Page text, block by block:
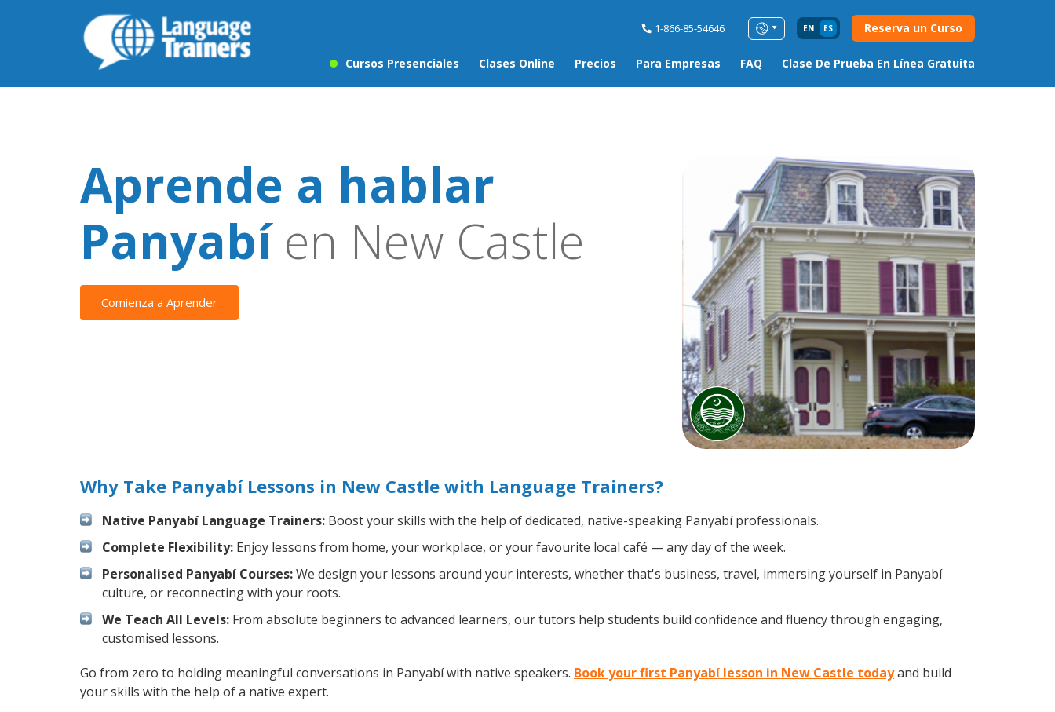
1-866-85-54646 EN ES Reserva un Curso
Cursos Presenciales Clases Online Precios Para Empresas FAQ Clase De Prueba En Línea Gratuita
Aprende a hablar
Panyabíen New Castle
Comienza a Aprender
Why Take Panyabí Lessons in New Castle with Language Trainers?
Native Panyabí Language Trainers: Boost your skills with the help of dedicated, native-speaking Panyabí professionals.
Complete Flexibility: Enjoy lessons from home, your workplace, or your favourite local café — any day of the week.
Personalised Panyabí Courses:We design your lessons around your interests, whether that's business, travel, immersing yourself in Panyabí
culture, or reconnecting with your roots.
We Teach All Levels: From absolute beginners to advanced learners, our tutors help students build confidence and fluency through engaging,
customised lessons.
Go from zero to holding meaningful conversations in Panyabí with native speakers. Book your first Panyabí lesson in New Castle todayand build
your skills with the help of a native expert.